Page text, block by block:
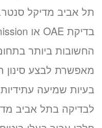
תל אביב מדיקל
החשובות ביותר
מאפשרת לבצע סינון
בעיות שמיעה
לבדיקה בתל אביב